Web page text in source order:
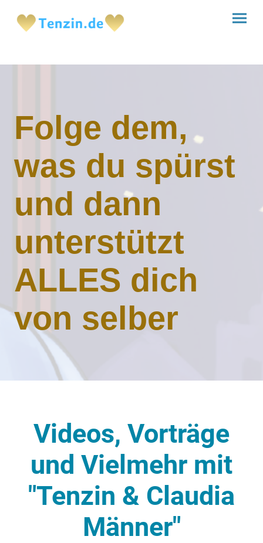
Folge dem,
was du spürst
und dann
unterstützt
ALLES dich
von selber
Videos, Vorträge
und Vielmehr mit
"Tenzin & Claudia
Männer"